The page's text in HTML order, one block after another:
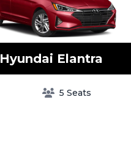
Hyundai Elantra
5 Seats